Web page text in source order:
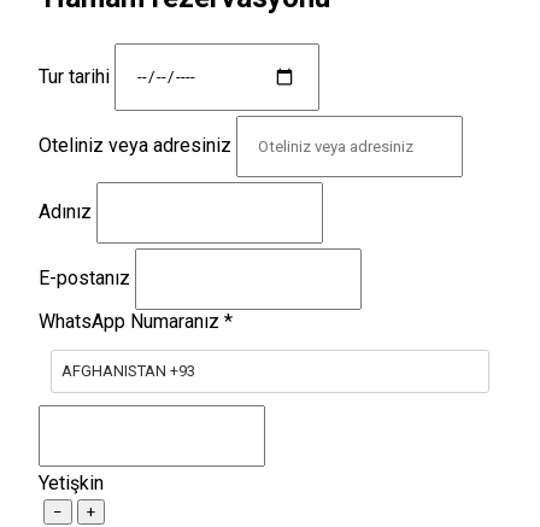
Tur tarihi
Oteliniz veya adresiniz
Adınız
E-postanız
WhatsApp Numaranız *
AFGHANISTAN +93
Yetişkin
− +